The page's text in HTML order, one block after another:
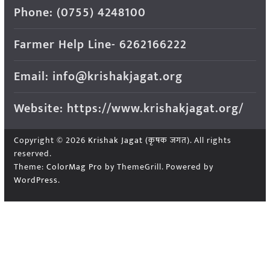
Phone: (0755) 4248100
Farmer Help Line- 6262166222
Email: info@krishakjagat.org
Website: https://www.krishakjagat.org/
Copyright © 2026 Krishak Jagat (कृषक जगत). All rights
reserved.
Theme: ColorMag Pro by ThemeGrill. Powered by
WordPress.